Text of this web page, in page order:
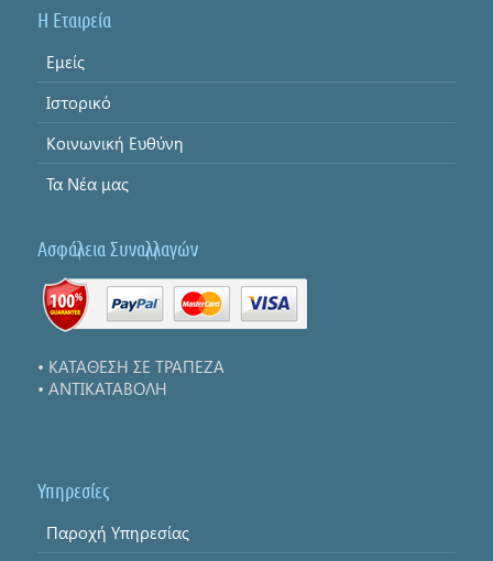
Η Εταιρεία
Εμείς
Ιστορικό
Κοινωνική Ευθύνη
Τα Νέα μας
Ασφάλεια Συναλλαγών
• ΚΑΤΑΘΕΣΗ ΣΕ ΤΡΑΠΕΖΑ
• ΑΝΤΙΚΑΤΑΒΟΛΗ
Υπηρεσίες
Παροχή Υπηρεσίας